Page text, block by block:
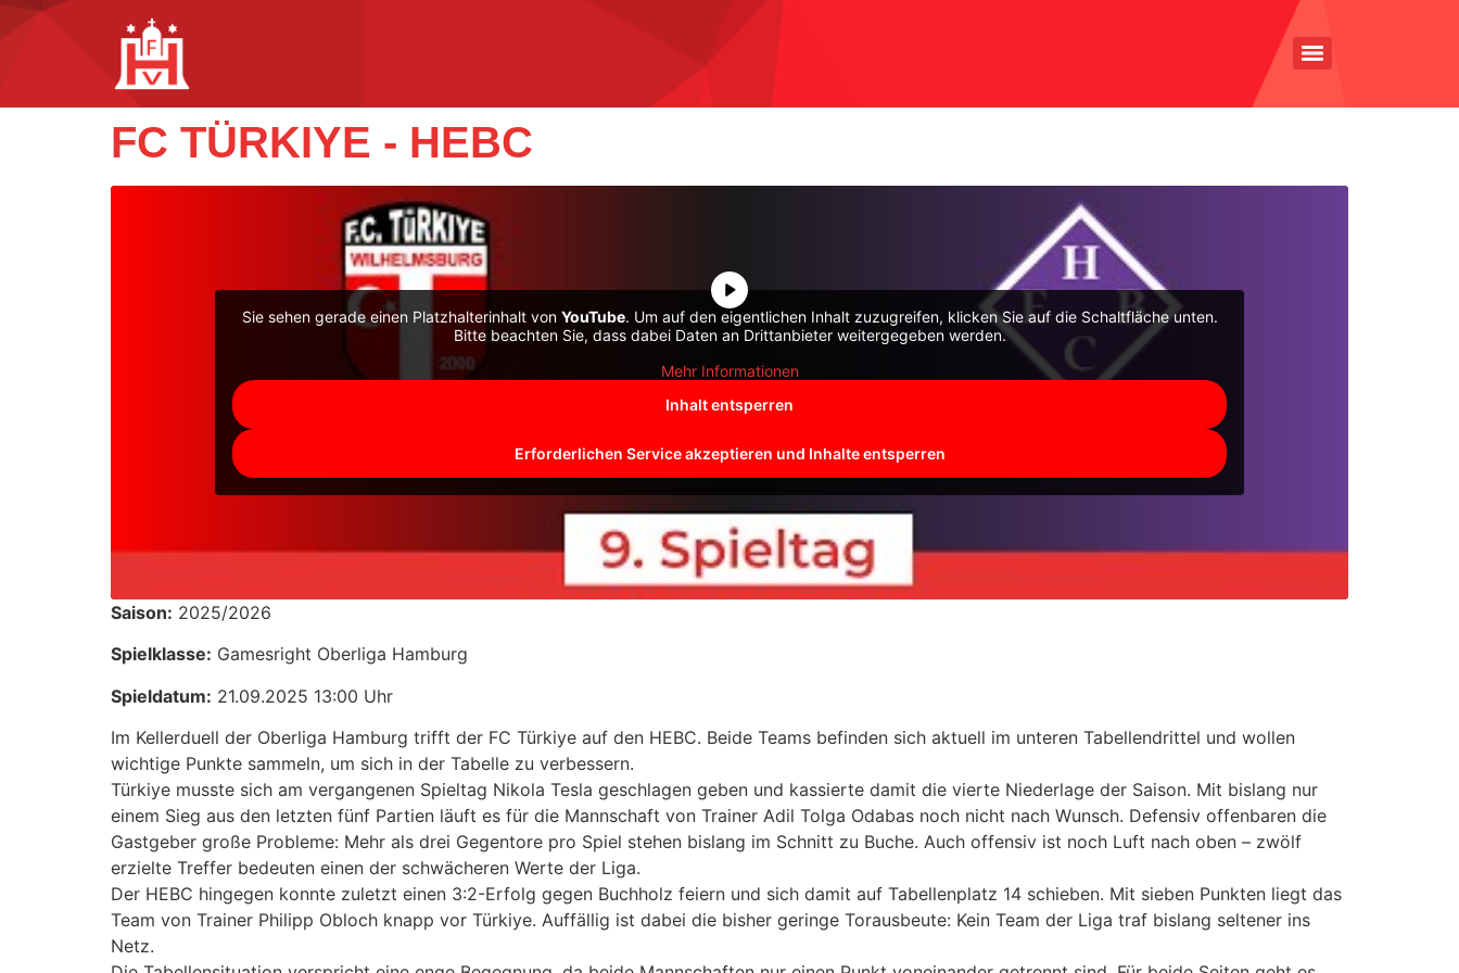
FC TÜRKIYE - HEBC
Sie sehen gerade einen Platzhalterinhalt von YouTube. Um auf den eigentlichen Inhalt zuzugreifen, klicken Sie auf die Schaltfläche unten.
Bitte beachten Sie, dass dabei Daten an Drittanbieter weitergegeben werden.
Mehr Informationen
Inhalt entsperren
Erforderlichen Service akzeptieren und Inhalte entsperren
Saison: 2025/2026
Spielklasse: Gamesright Oberliga Hamburg
Spieldatum: 21.09.2025 13:00 Uhr
Im Kellerduell der Oberliga Hamburg trifft der FC Türkiye auf den HEBC. Beide Teams befinden sich aktuell im unteren Tabellendrittel und wollen
wichtige Punkte sammeln, um sich in der Tabelle zu verbessern.
Türkiye musste sich am vergangenen Spieltag Nikola Tesla geschlagen geben und kassierte damit die vierte Niederlage der Saison. Mit bislang nur
einem Sieg aus den letzten fünf Partien läuft es für die Mannschaft von Trainer Adil Tolga Odabas noch nicht nach Wunsch. Defensiv offenbaren die
Gastgeber große Probleme: Mehr als drei Gegentore pro Spiel stehen bislang im Schnitt zu Buche. Auch offensiv ist noch Luft nach oben – zwölf
erzielte Treffer bedeuten einen der schwächeren Werte der Liga.
Der HEBC hingegen konnte zuletzt einen 3:2-Erfolg gegen Buchholz feiern und sich damit auf Tabellenplatz 14 schieben. Mit sieben Punkten liegt das
Team von Trainer Philipp Obloch knapp vor Türkiye. Auffällig ist dabei die bisher geringe Torausbeute: Kein Team der Liga traf bislang seltener ins
Netz.